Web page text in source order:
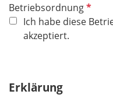
BetriebsordnungP
f
Ich habe diese
akzeptiert.
Erklärung